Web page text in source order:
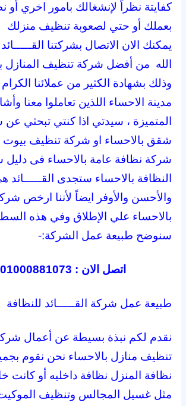
كفايتة نظراً لإنشغالك بامور اخري أو
بعملك أو حتي لصعوبة تنظيف منزلك
يمكنك الان الاتصال بشركتنا
الله من أفضل شركة تنظيف المنازل
وذلك بشهادة الكثير من عملائنا
مدينة الاحساء اللذين تعاملوا معنا
المتميزة ، سيدتي اذا كنتي تبحثي
شقق بالاحساء او شركة تنظيف بيوت
شركة نظافة عامة بالاحساء فى
النظافة بالاحساء ستجدى القـــــائد
والأحسن والأوفر ايضاً لأننا ارخص
بالاحساء علي الإطلاق وفي هذه
سنوضح طبيعة عمل الشركة:-
اتصل الان : 00201000881073
طبيعة عمل شركة القـــــائد للنظافة
نقدم لكم نبذة بسيطة عن أعمال
تنظيف منازل بالاحساء نحن نقوم
نظافة المنزل نظافة داخليه أو كانت
مثل غسيل المجالس وتنظيف